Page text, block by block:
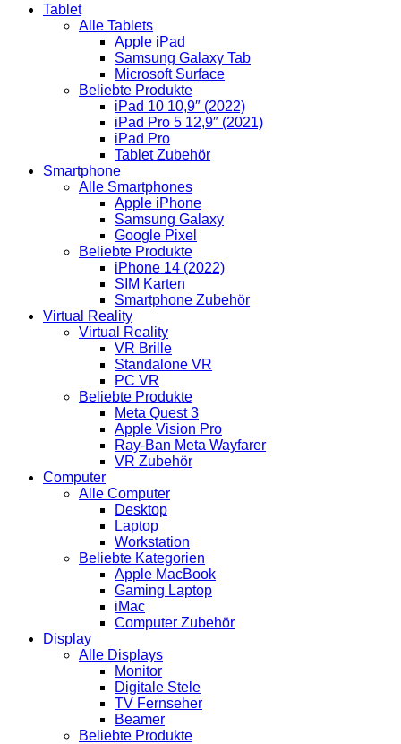
Tablet
Alle Tablets
Apple iPad
Samsung Galaxy Tab
Microsoft Surface
Beliebte Produkte
iPad 10 10,9″ (2022)
iPad Pro 5 12,9″ (2021)
iPad Pro
Tablet Zubehör
Smartphone
Alle Smartphones
Apple iPhone
Samsung Galaxy
Google Pixel
Beliebte Produkte
iPhone 14 (2022)
SIM Karten
Smartphone Zubehör
Virtual Reality
Virtual Reality
VR Brille
Standalone VR
PC VR
Beliebte Produkte
Meta Quest 3
Apple Vision Pro
Ray-Ban Meta Wayfarer
VR Zubehör
Computer
Alle Computer
Desktop
Laptop
Workstation
Beliebte Kategorien
Apple MacBook
Gaming Laptop
iMac
Computer Zubehör
Display
Alle Displays
Monitor
Digitale Stele
TV Fernseher
Beamer
Beliebte Produkte